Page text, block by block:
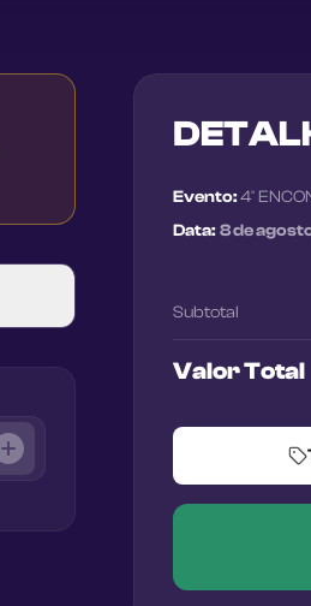
Evento:4°
Data: 8 de
Subtotal
Valor Total